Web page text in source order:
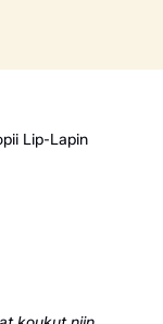
Lip-Lapin